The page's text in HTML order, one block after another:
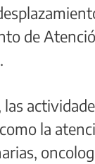
de
la